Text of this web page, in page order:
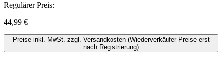
Regulärer Preis:
44,99 €
Preise inkl. MwSt. zzgl. Versandkosten (Wiederverkäufer Preise erst
nach Registrierung)